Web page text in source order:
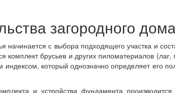
загородного
начинается с выбора подходящего участка и
комплект брусьев и других пиломатериалов (лаг,
который однозначно определяет его
и устройства фундамента производится